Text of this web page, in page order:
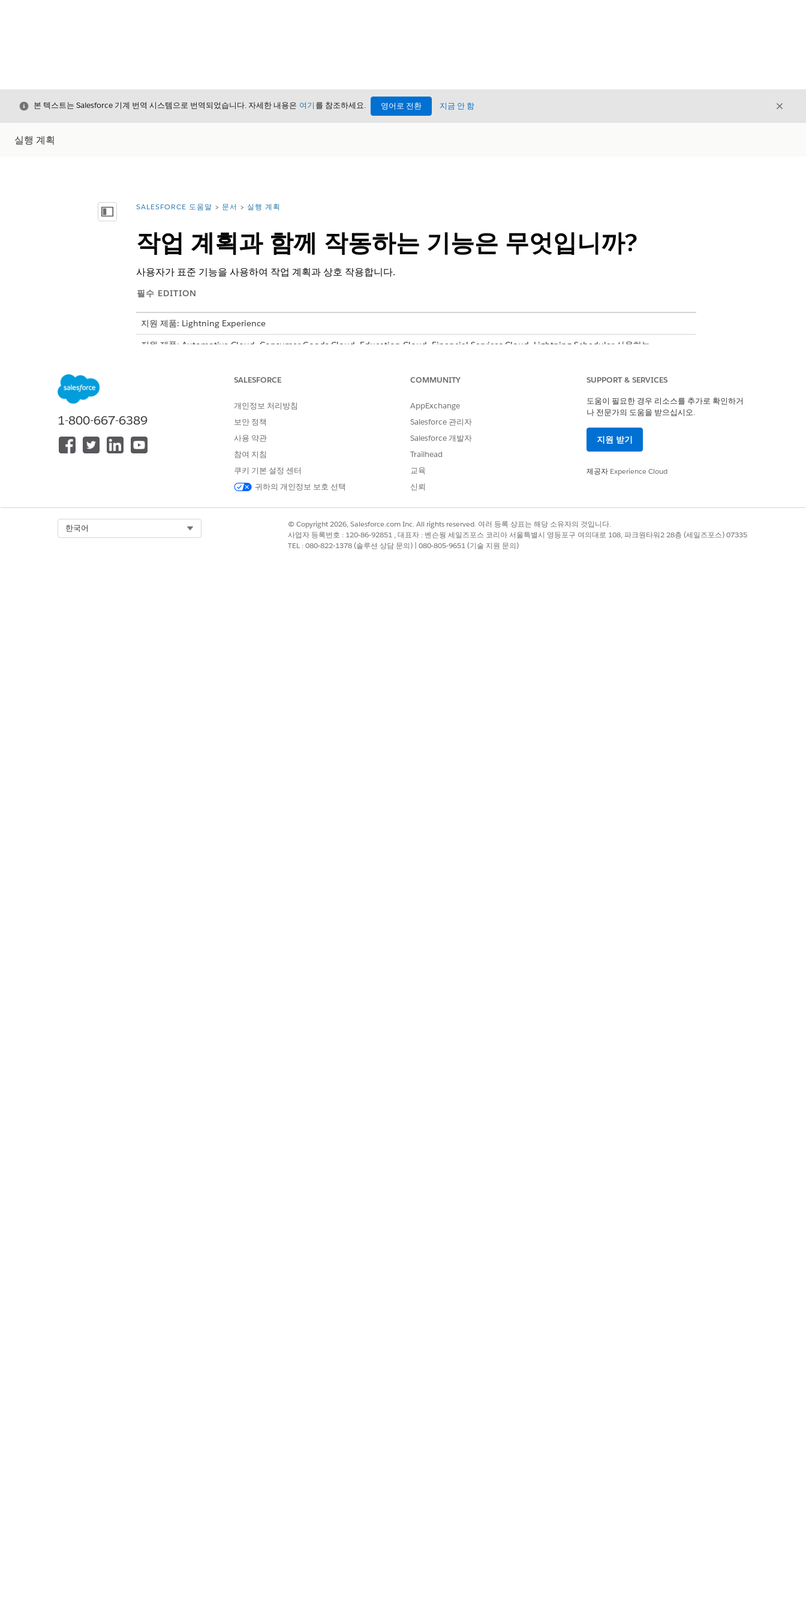
닫기본 텍스트는 Salesforce 기계 번역 시스템으로 번역되었습니다. 자세한 내용은 여기 를 참조하세요. 영어로 전환 지금 안 함 닫기
실행 계획
목차 표시 위치:
SALESFORCE 도움말 문서 실행 계획
작업 계획과 함께 작동하는 기능은 무엇입니까?
사용자가 표준 기능을 사용하여 작업 계획과 상호 작용합니다.
필수 EDITION
지원 제품: Lightning Experience
지원 제품: Automotive Cloud, Consumer Goods Cloud, Education Cloud, Financial Services Cloud, Lightning Scheduler 사용하는
다음 표준 Salesforce 기능이 지원됩니다.
개체 수준 보안: 작업 계획 템플릿 및 작업 계획에 CRUD(Create-Read-Update-Delete) 액세스 및 필드 수준 보안(FLS) 규칙을 적용합니다.
워크플로 규칙, 프로세스 및 트리거: 데이터 변경 또는 사용자가 과업을 수행할 때 작업 계획 및 관련 레코드를 자동으로 만들고 업데이트합니다.
사용자 정의 필드: 작업 계획에 중요한 정보를 추가합니다.
이 기사를 통해 문제를 해결했습니까?
개선을 위한 의견을 보내주세요.
1-800-667-6389
SALESFORCE
개인정보 처리방침
보안 정책
사용 약관
참여 지침
쿠키 기본 설정 센터
귀하의 개인정보 보호 선택
COMMUNITY
AppExchange
Salesforce 관리자
Salesforce 개발자
Trailhead
교육
신뢰
SUPPORT & SERVICES
도움이 필요한 경우 리소스를 추가로 확인하거
나 전문가의 도움을 받으십시오.
지원 받기
제공자 Experience Cloud
한국어
© Copyright 2026, Salesforce.com Inc. All rights reserved. 여러 등록 상표는 해당 소유자의 것입니다.
사업자 등록번호 : 120-86-92851 , 대표자 : 벤슨웡 세일즈포스 코리아 서울특별시 영등포구 여의대로 108, 파크원타워2 28층 (세일즈포스) 07335
TEL : 080-822-1378 (솔루션 상담 문의) | 080-805-9651 (기술 지원 문의)